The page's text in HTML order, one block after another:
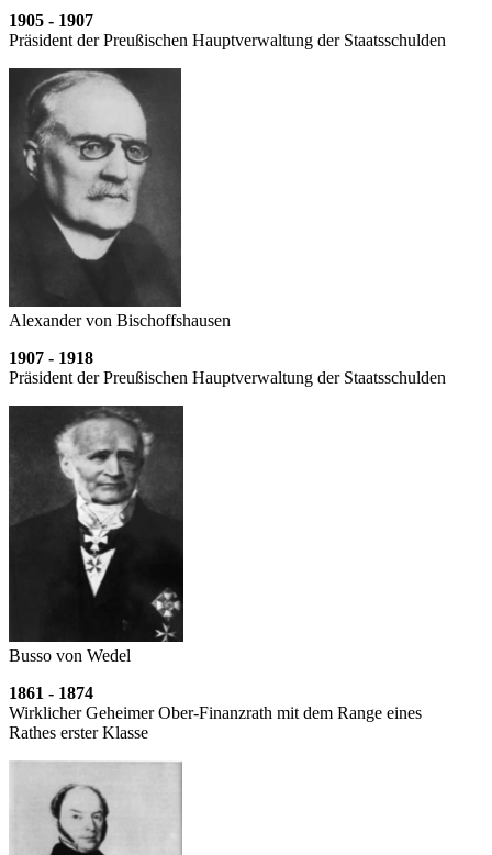
1905 - 1907
Präsident der Preußischen Hauptverwaltung der Staatsschulden
Alexander von Bischoffshausen
1907 - 1918
Präsident der Preußischen Hauptverwaltung der Staatsschulden
Busso von Wedel
1861 - 1874
Wirklicher Geheimer Ober-Finanzrath mit dem Range eines
Rathes erster Klasse